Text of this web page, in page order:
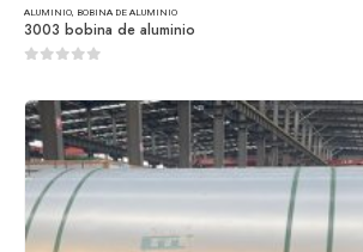
ALUMINIO BOBINA DE ALUMINIO
3003 bobina de aluminio